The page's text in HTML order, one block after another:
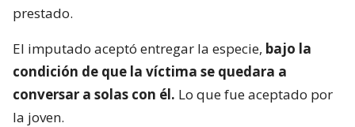
prestado.
El imputado aceptó entregar la especie, bajo la
condición de que la víctima se quedara a
conversar a solas con él. Lo que fue aceptado por
la joven.